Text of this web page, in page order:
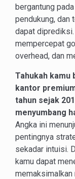
bergantung
pendukung, dan
dapat
mempercepat
overhead, dan
Tahukah kamu
kantor
tahun sejak
menyumbang
Angka ini
pentingnya
sekadar intuisi.
kamu dapat
memaksimalkan